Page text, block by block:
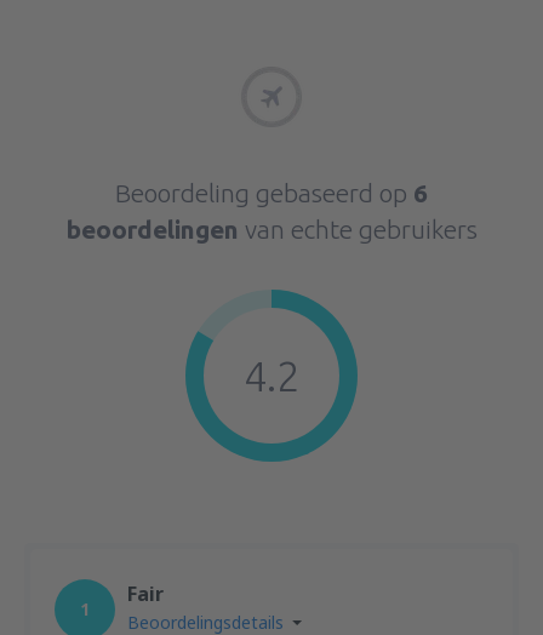
Beoordeling gebaseerd op 6
beoordelingen van echte gebruikers
4.2
1
Fair
Beoordelingsdetails